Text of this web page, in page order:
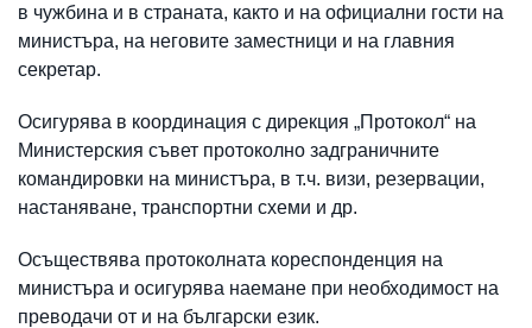
в чужбина и в страната, както и на официални гости на
министъра, на неговите заместници и на главния
секретар.
Осигурява в координация с дирекция „Протокол“ на
Министерския съвет протоколно задграничните
командировки на министъра, в т.ч. визи, резервации,
настаняване, транспортни схеми и др.
Осъществява протоколната кореспонденция на
министъра и осигурява наемане при необходимост на
преводачи от и на български език.